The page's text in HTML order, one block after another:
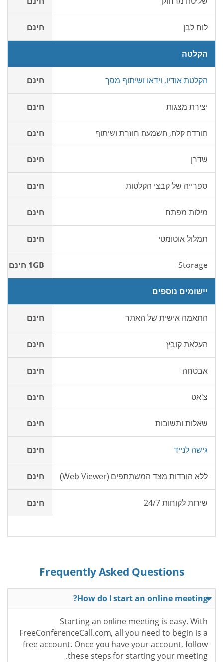
לוח לבן חינם
הקלטה
הקלטת אודיו, וידאו ושיתוף מסך חינם
יצירת מצגות חינם
הורדה קלה, השמעה חוזרת ושיתוף חינם
שדרן חינם
ספרייה של קבצי הקלטות חינם
מילות מפתח חינם
תמלול אוטומטי חינם
Storage 1GB חינם
יישומים נוספים
התאמה אישית של האתר חינם
העלאת קובץ חינם
אבטחה חינם
צ'אט חינם
שאלות ותשובות חינם
גישה לנייד חינם
ללא הורדות מצד המשתתפים (Web Viewer) חינם
שירות לקוחות 24/7 חינם
Frequently Asked Questions
How do I start an online meeting?
Starting an online meeting is easy. With
FreeConferenceCall.com, all you need to begin is a
free account. Once you have your account, follow
these steps for starting your meeting.